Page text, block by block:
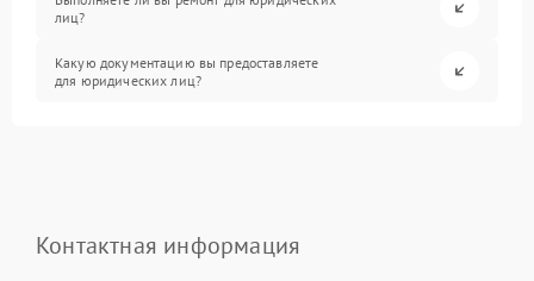
лиц?
Какую документацию вы предоставляете
для юридических лиц?
Контактная информация